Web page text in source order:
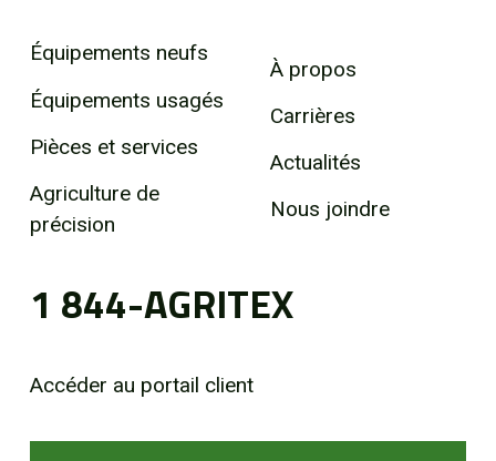
Équipements neufs
Équipements usagés
Pièces et services
Agriculture de
précision
À propos
Carrières
Actualités
Nous joindre
1 844-AGRITEX
Accéder au portail client